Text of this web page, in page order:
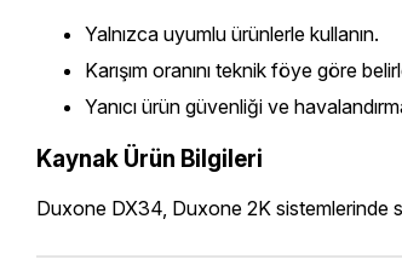
Yalnızca uyumlu ürünlerle kullanın.
Karışım oranını teknik föye göre
Yanıcı ürün güvenliği ve
Kaynak Ürün Bilgileri
Duxone DX34, Duxone 2K sistemlerinde